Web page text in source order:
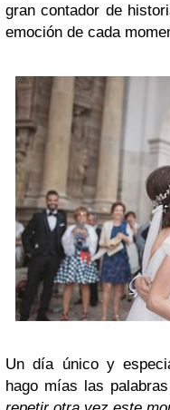
gran contador de
emoción de cada
Un día único y
hago mías las